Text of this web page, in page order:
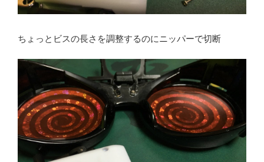
ちょっとビスの長さを調整するのにニッパーで切断